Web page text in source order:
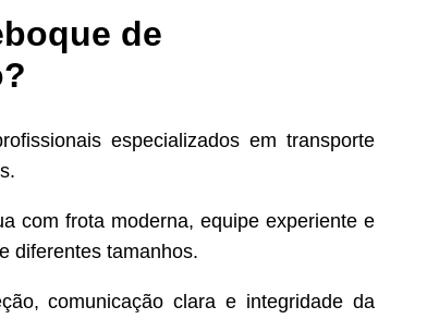
de
especializados em transporte
com frota moderna, equipe experiente e
diferentes tamanhos.
comunicação clara e integridade da